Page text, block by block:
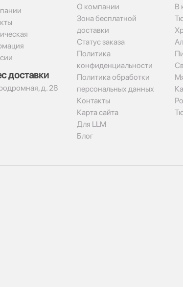
доставки
д. 28
О компании
Зона бесплатной
доставки
Статус заказа
Политика
конфиденциальности
Политика обработки
персональных данных
Контакты
Карта сайта
Для LLM
Блог
В